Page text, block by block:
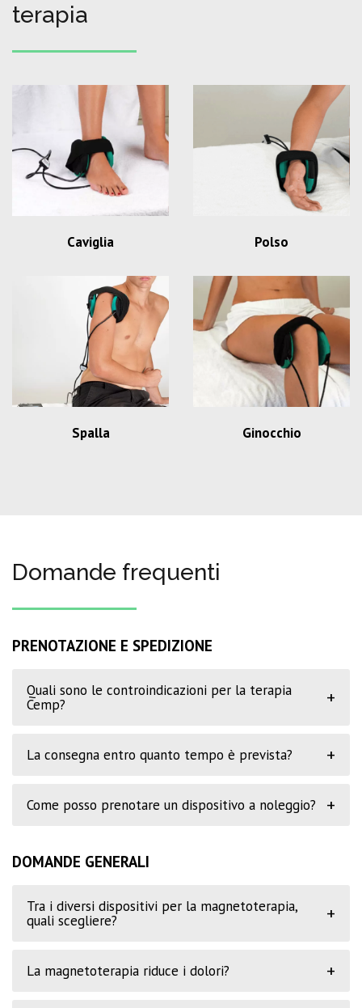
terapia
Caviglia Polso
Spalla Ginocchio
Domande frequenti
PRENOTAZIONE E SPEDIZIONE
Quali sono le controindicazioni per la terapia
Cemp?
+
La consegna entro quanto tempo è prevista? +
Come posso prenotare un dispositivo a noleggio? +
DOMANDE GENERALI
Tra i diversi dispositivi per la magnetoterapia,
quali scegliere?
+
La magnetoterapia riduce i dolori? +